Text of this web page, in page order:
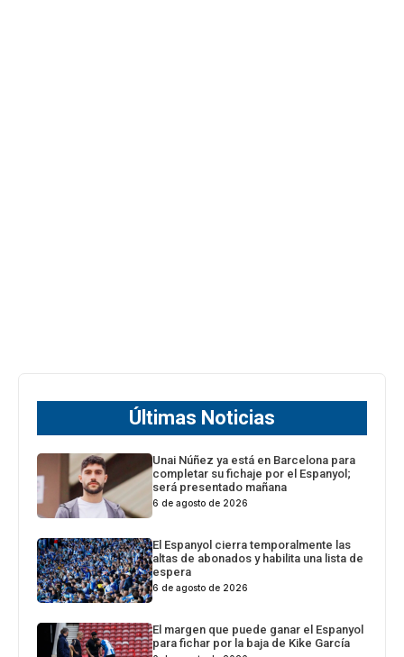
Últimas Noticias
Unai Núñez ya está en Barcelona para
completar su fichaje por el Espanyol;
será presentado mañana
6 de agosto de 2026
El Espanyol cierra temporalmente las
altas de abonados y habilita una lista de
espera
6 de agosto de 2026
El margen que puede ganar el Espanyol
para fichar por la baja de Kike García